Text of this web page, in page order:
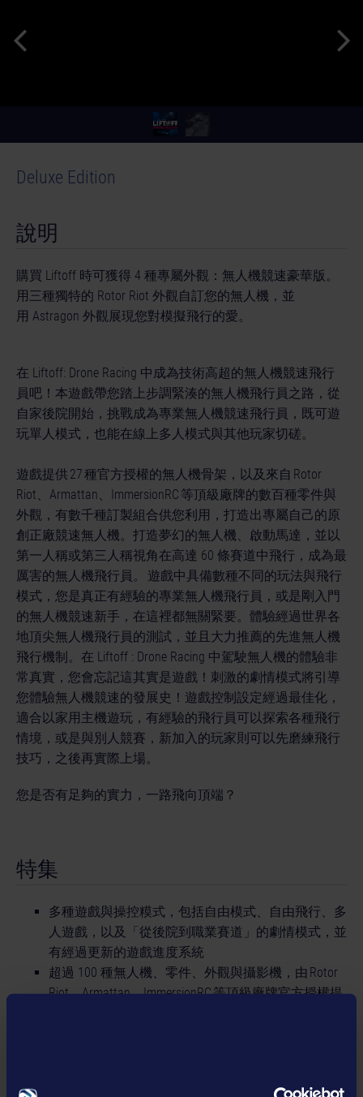
Deluxe Edition
說明
購買 Liftoff 時可獲得 4 種專屬外觀：無人機競速豪華版。
用三種獨特的 Rotor Riot 外觀自訂您的無人機，並
用 Astragon 外觀展現您對模擬飛行的愛。
在 Liftoff: Drone Racing 中成為技術高超的無人機競速飛行
員吧！本遊戲帶您踏上步調緊湊的無人機飛行員之路，從
自家後院開始，挑戰成為專業無人機競速飛行員，既可遊
玩單人模式，也能在線上多人模式與其他玩家切磋。
遊戲提供 27 種官方授權的無人機骨架，以及來自 Rotor
Riot、Armattan、ImmersionRC 等頂級廠牌的數百種零件與
外觀，有數千種訂製組合供您利用，打造出專屬自己的原
創正廠競速無人機。打造夢幻的無人機、啟動馬達，並以
第一人稱或第三人稱視角在高達 60 條賽道中飛行，成為最
厲害的無人機飛行員。 遊戲中具備數種不同的玩法與飛行
模式，您是真正有經驗的專業無人機飛行員，或是剛入門
的無人機競速新手，在這裡都無關緊要。體驗經過世界各
地頂尖無人機飛行員的測試，並且大力推薦的先進無人機
飛行機制。在 Liftoff : Drone Racing 中駕駛無人機的體驗非
常真實，您會忘記這其實是遊戲！刺激的劇情模式將引導
您體驗無人機競速的發展史！遊戲控制設定經過最佳化，
適合以家用主機遊玩，有經驗的飛行員可以探索各種飛行
情境，或是與別人競賽，新加入的玩家則可以先磨練飛行
技巧，之後再實際上場。
您是否有足夠的實力，一路飛向頂端？
特集
多種遊戲與操控糢式，包括自由模式、自由飛行、多
人遊戲，以及「從後院到職業賽道」的劇情模式，並
有經過更新的遊戲進度系統
超過 100 種無人機、零件、外觀與攝影機，由 Rotor
Riot、Armattan、ImmersionRC 等頂級廠牌官方授權提